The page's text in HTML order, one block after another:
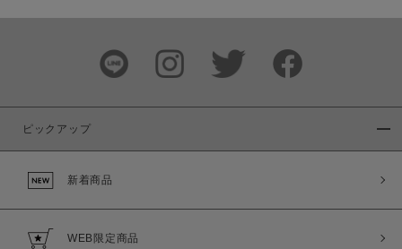
ピックアップ
新着商品
WEB限定商品